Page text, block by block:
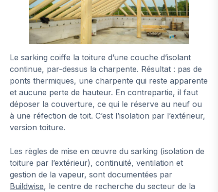
Le sarking coiffe la toiture d’une couche d’isolant
continue, par-dessus la charpente. Résultat : pas de
ponts thermiques, une charpente qui reste apparente
et aucune perte de hauteur. En contrepartie, il faut
déposer la couverture, ce qui le réserve au neuf ou
à une réfection de toit. C’est l’isolation par l’extérieur,
version toiture.
Les règles de mise en œuvre du sarking (isolation de
toiture par l’extérieur), continuité, ventilation et
gestion de la vapeur, sont documentées par
Buildwise, le centre de recherche du secteur de la